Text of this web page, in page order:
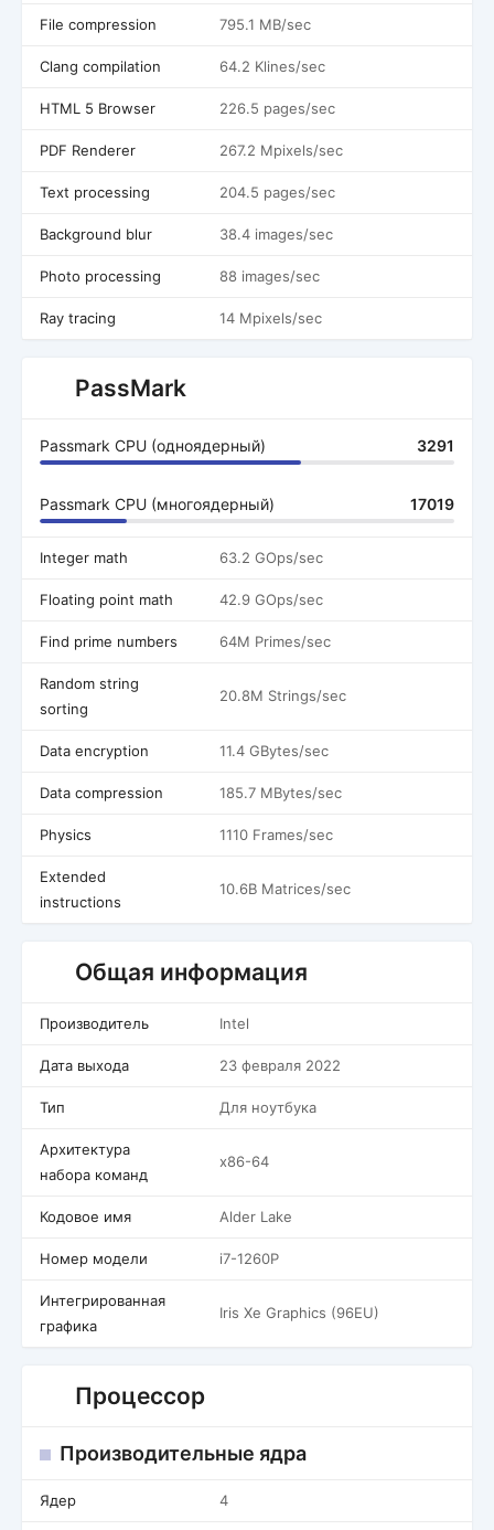
File compression 795.1 MB/sec
Clang compilation 64.2 Klines/sec
HTML 5 Browser 226.5 pages/sec
PDF Renderer 267.2 Mpixels/sec
Text processing 204.5 pages/sec
Background blur 38.4 images/sec
Photo processing 88 images/sec
Ray tracing 14 Mpixels/sec
PassMark
Passmark CPU (одноядерный) 3291
Passmark CPU (многоядерный) 17019
Integer math 63.2 GOps/sec
Floating point math 42.9 GOps/sec
Find prime numbers 64M Primes/sec
Random string
sorting
20.8M Strings/sec
Data encryption 11.4 GBytes/sec
Data compression 185.7 MBytes/sec
Physics 1110 Frames/sec
Extended
instructions
10.6B Matrices/sec
Общая информация
Производитель Intel
Дата выхода 23 февраля 2022
Тип Для ноутбука
Архитектура
набора команд
x86-64
Кодовое имя Alder Lake
Номер модели i7-1260P
Интегрированная
графика
Iris Xe Graphics (96EU)
Процессор
Производительные ядра
Ядер 4